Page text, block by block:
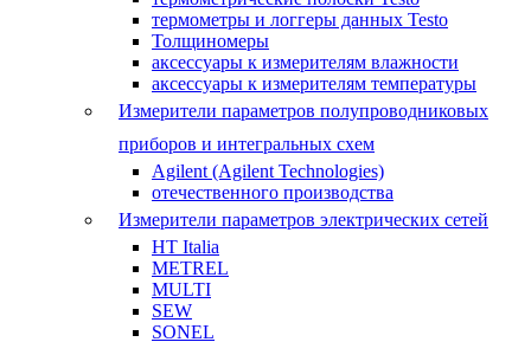
термометры и логгеры данных Testo
Толщиномеры
аксессуары к измерителям влажности
аксессуары к измерителям температуры
Измерители параметров полупроводниковых
приборов и интегральных схем
Agilent (Agilent Technologies)
отечественного производства
Измерители параметров электрических сетей
HT Italia
METREL
MULTI
SEW
SONEL